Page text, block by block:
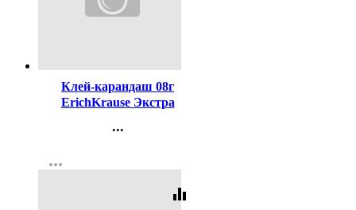
Клей-карандаш 08г
ErichKrause Экстра
...
Регистрация
more_horiz
equalizer